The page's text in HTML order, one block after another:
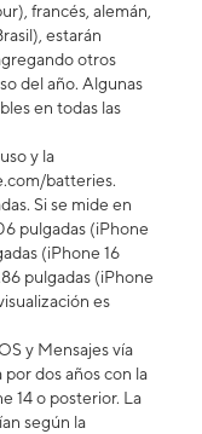
francés, alemán,
estarán
otros
del año. Algunas
en todas las
y la
batteries.
Si se mide en
pulgadas (iPhone
(iPhone 16
pulgadas (iPhone
es
y Mensajes vía
dos años con la
14 o posterior. La
según la